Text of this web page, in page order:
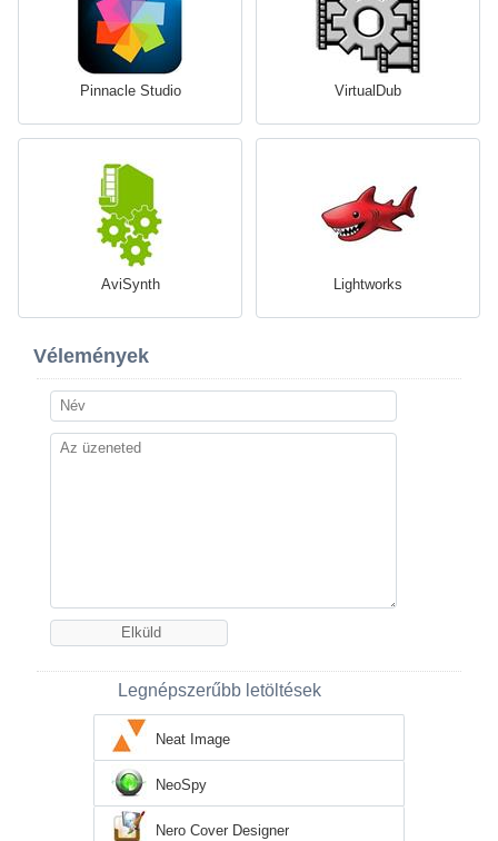
Pinnacle Studio VirtualDub
AviSynth Lightworks
Vélemények
Legnépszerűbb letöltések
Neat Image
NeoSpy
Nero Cover Designer